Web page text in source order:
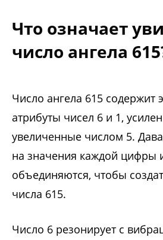
Что означает
число ангела
Число ангела 615 содержит
атрибуты чисел 6 и 1,
увеличенные числом 5.
на значения каждой цифры
объединяются, чтобы
числа 615.
Число 6 резонирует с